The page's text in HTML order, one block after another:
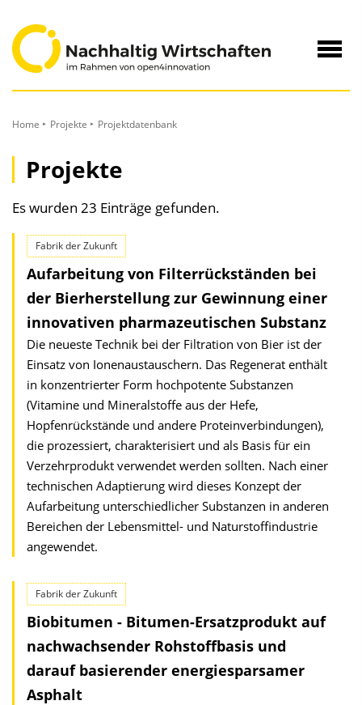
Inhalt
Home Projekte Projektdatenbank
Projekte
Es wurden 23 Einträge gefunden.
Fabrik der Zukunft
Aufarbeitung von Filterrückständen bei
der Bierherstellung zur Gewinnung einer
innovativen pharmazeutischen Substanz
Die neueste Technik bei der Filtration von Bier ist der
Einsatz von Ionenaustauschern. Das Regenerat enthält
in konzentrierter Form hochpotente Substanzen
(Vitamine und Mineralstoffe aus der Hefe,
Hopfenrückstände und andere Proteinverbindungen),
die prozessiert, charakterisiert und als Basis für ein
Verzehrprodukt verwendet werden sollten. Nach einer
technischen Adaptierung wird dieses Konzept der
Aufarbeitung unterschiedlicher Substanzen in anderen
Bereichen der Lebensmittel- und Naturstoffindustrie
angewendet.
Fabrik der Zukunft
Biobitumen - Bitumen-Ersatzprodukt auf
nachwachsender Rohstoffbasis und
darauf basierender energiesparsamer
Asphalt